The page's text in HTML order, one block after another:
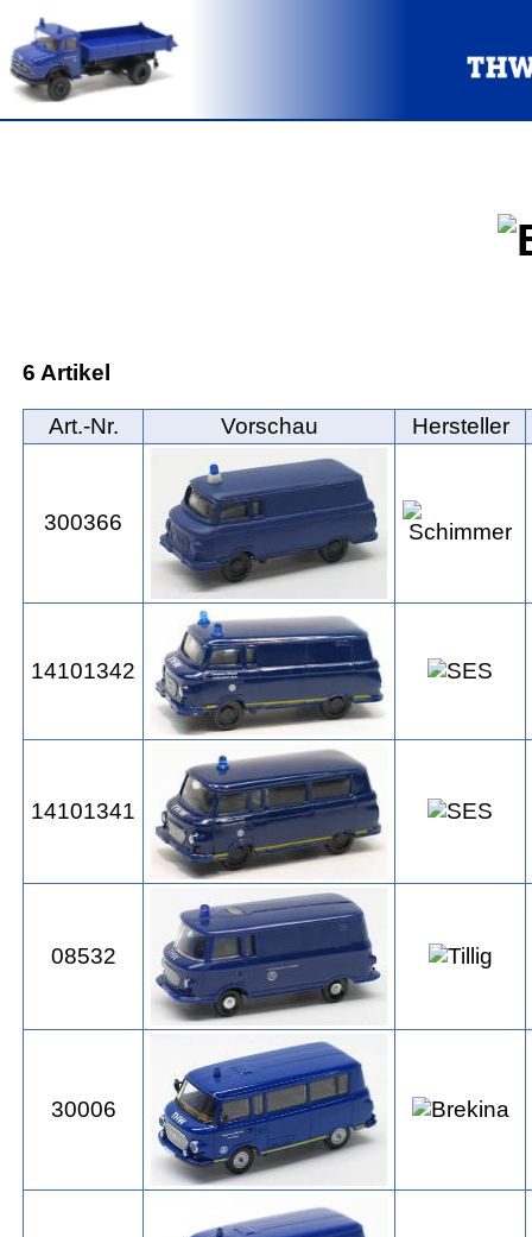
6 Artikel
Art.‑Nr. Vorschau Hersteller
300366
14101342
14101341
08532
30006